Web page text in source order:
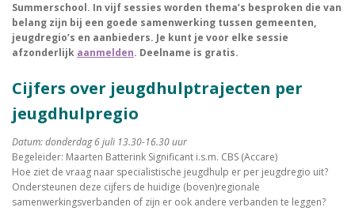
Summerschool. In vijf sessies worden thema’s besproken die van
belang zijn bij een goede samenwerking tussen gemeenten,
jeugdregio’s en aanbieders. Je kunt je voor elke sessie
afzonderlijk aanmelden. Deelname is gratis.
Cijfers over jeugdhulptrajecten per
jeugdhulpregio
Datum: donderdag 6 juli 13.30-16.30 uur
Begeleider: Maarten Batterink Significant i.s.m. CBS (Accare)
Hoe ziet de vraag naar specialistische jeugdhulp er per jeugdregio uit?
Ondersteunen deze cijfers de huidige (boven)regionale
samenwerkingsverbanden of zijn er ook andere verbanden te leggen?